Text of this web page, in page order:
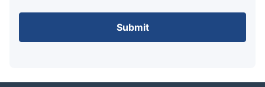
Submit